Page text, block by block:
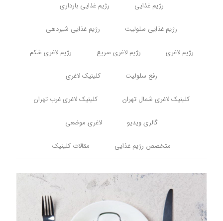
رژیم غذایی رژیم غذایی بارداری
رژیم غذایی سلولیت رژیم غذایی شیردهی
رژیم لاغری رژیم لاغری سریع رژیم لاغری شکم
رفع سلولیت کلینیک لاغری
کلینیک لاغری شمال تهران کلینیک لاغری غرب تهران
گالری ویدیو لاغری موضعی
متخصص رژیم غذایی مقالات کلینیک